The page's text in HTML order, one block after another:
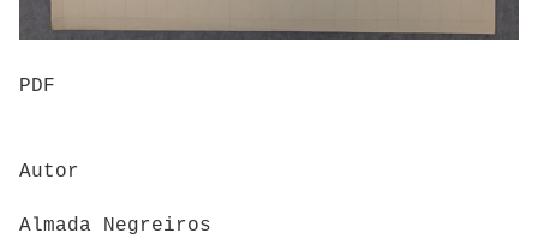
PDF
Autor
Almada Negreiros